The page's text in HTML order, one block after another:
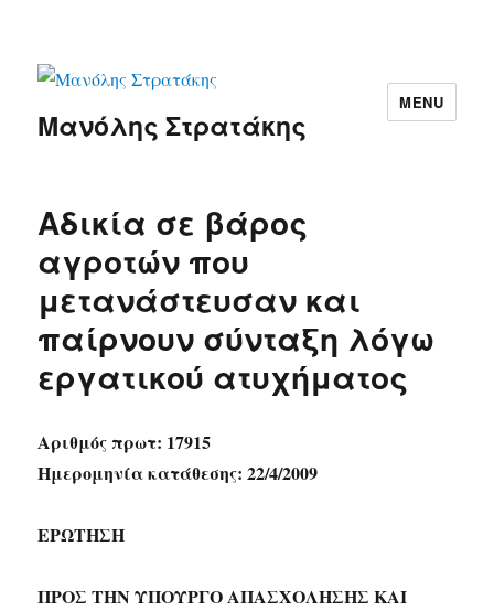
Μανόλης Στρατάκης
MENU
Αδικία σε βάρος
αγροτών που
μετανάστευσαν και
παίρνουν σύνταξη λόγω
εργατικού ατυχήματος
Αριθμός πρωτ: 17915
Ημερομηνία κατάθεσης: 22/4/2009
ΕΡΩΤΗΣΗ
ΠΡΟΣ ΤΗΝ ΥΠΟΥΡΓΟ ΑΠΑΣΧΟΛΗΣΗΣ ΚΑΙ